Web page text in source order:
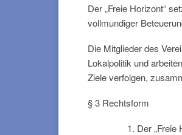
Der „Freie Horizont“
vollmundiger
Die Mitglieder des
Lokalpolitik und
Ziele verfolgen,
§ 3 Rechtsform
Der „Freie